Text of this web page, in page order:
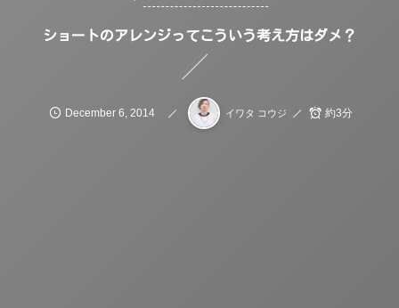
ショートのアレンジってこういう考え方はダメ？
December 6 2014 イワタ コウジ 約3分